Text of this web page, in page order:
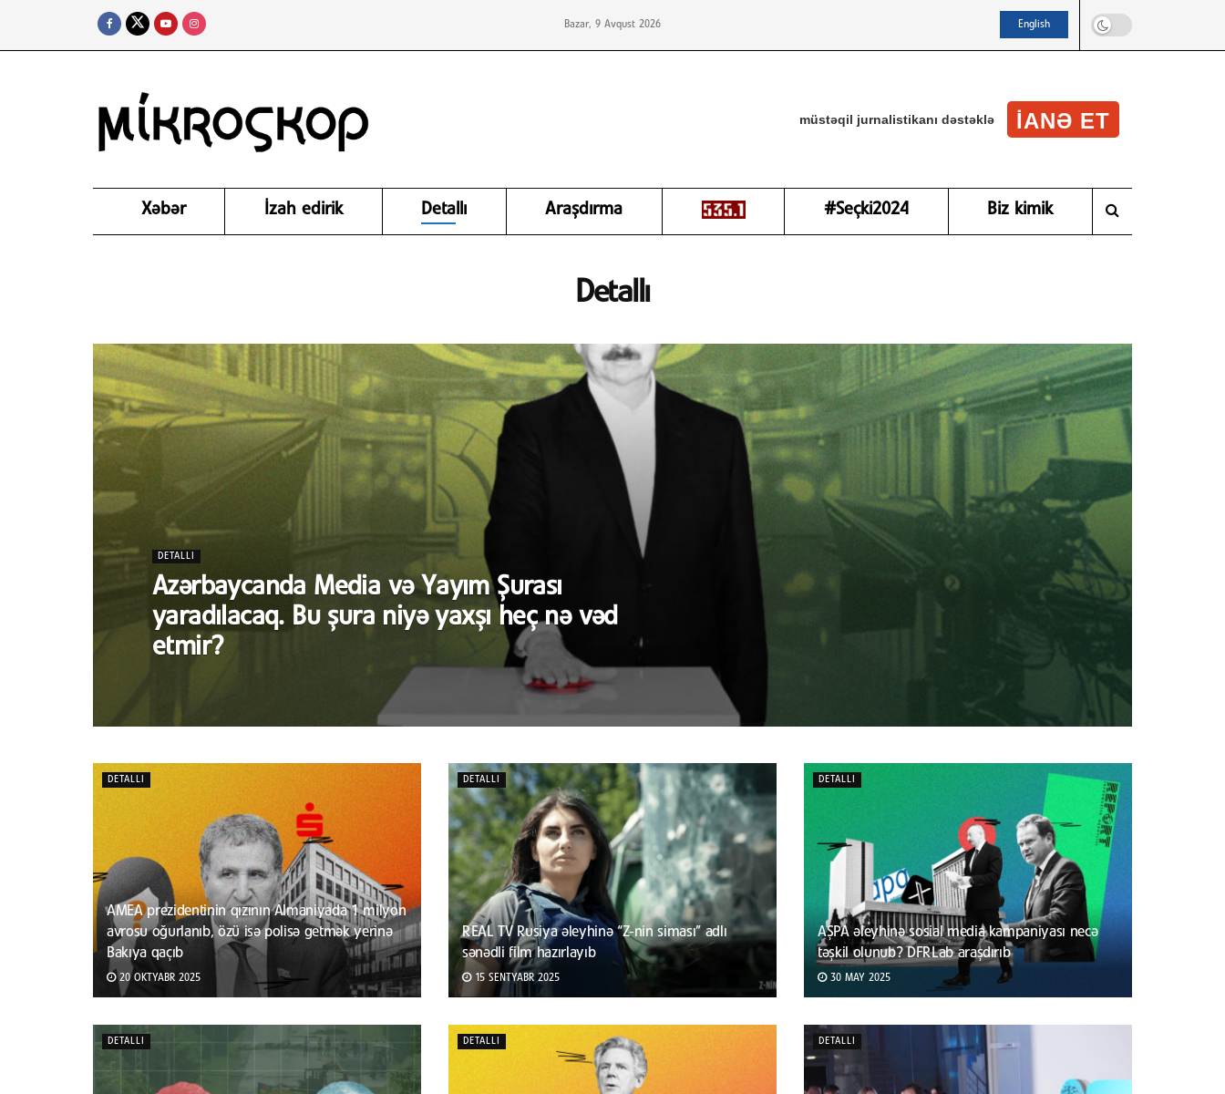
Bazar, 9 Avqust 2026 English
müstəqil jurnalistikanı dəstəklə IANƏ ET
Xəbər İzah edirik Detallı Araşdırma #Seçki2024 Biz kimik
Detallı
DETALLI
Azərbaycanda Media və Yayım Şurası
yaradılacaq. Bu şura niyə yaxşı heç nə vəd
etmir?
DETALLI
AMEA prezidentinin qızının Almaniyada 1 milyon
avrosu oğurlanıb, özü isə polisə getmək yerinə
Bakıya qaçıb
20 OKTYABR 2025
DETALLI
REAL TV Rusiya əleyhinə “Z-nin siması” adlı
sənədli film hazırlayıb
15 SENTYABR 2025
DETALLI
AŞPA əleyhinə sosial media kampaniyası necə
təşkil olunub? DFRLab araşdırıb
30 MAY 2025
DETALLI DETALLI DETALLI